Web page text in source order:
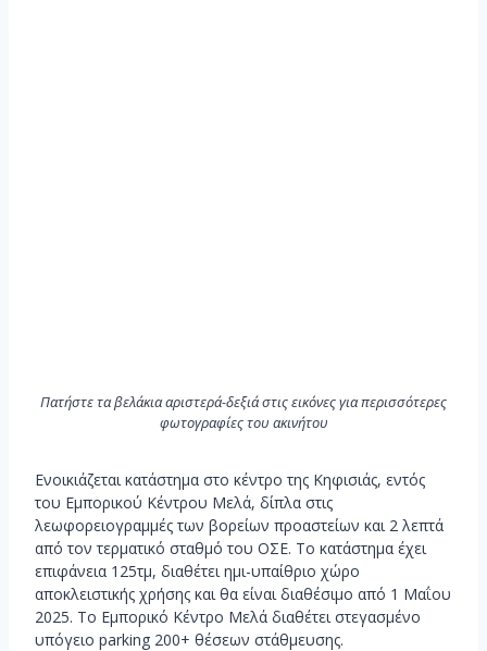
Πατήστε τα βελάκια αριστερά-δεξιά στις εικόνες για περισσότερες
φωτογραφίες του ακινήτου
Ενοικιάζεται κατάστημα στο κέντρο της Κηφισιάς, εντός
του Εμπορικού Κέντρου Μελά, δίπλα στις
λεωφορειογραμμές των βορείων προαστείων και 2 λεπτά
από τον τερματικό σταθμό του ΟΣΕ. Το κατάστημα έχει
επιφάνεια 125τμ, διαθέτει ημι-υπαίθριο χώρο
αποκλειστικής χρήσης και θα είναι διαθέσιμο από 1 Μαΐου
2025. Το Εμπορικό Κέντρο Μελά διαθέτει στεγασμένο
υπόγειο parking 200+ θέσεων στάθμευσης.